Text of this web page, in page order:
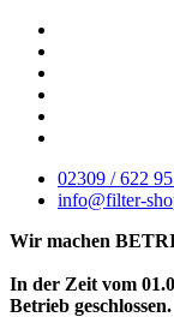
02309 / 622
info@filter-
Wir machen
In der Zeit vom
Betrieb geschlossen.